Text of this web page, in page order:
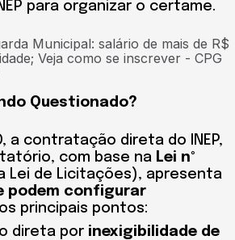
para organizar o certame.
Questionado?
a contratação direta do INEP,
com base na Lei nº
Lei de Licitações), apresenta
podem configurar
principais pontos:
direta por inexigibilidade de